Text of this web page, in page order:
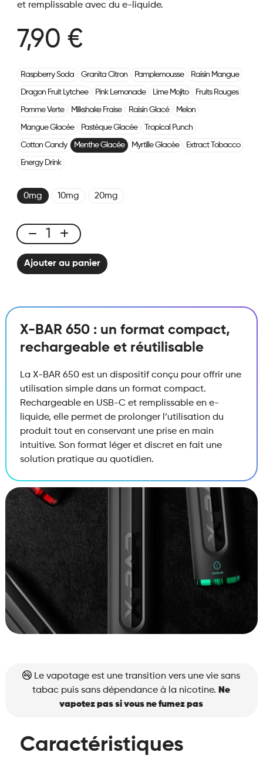
et remplissable avec du e-liquide.
7,90 €
Raspberry Soda Granita Citron Pamplemousse Raisin Mangue
Dragon Fruit Lytchee Pink Lemonade Lime Mojito Fruits Rouges
Pomme Verte Milkshake Fraise Raisin Glacé Melon
Mangue Glacée Pastèque Glacée Tropical Punch
Cotton Candy Menthe Glacée Myrtille Glacée Extract Tobacco
Energy Drink
0mg 10mg 20mg
X-
BAR
650
quantité
Ajouter au panier
X-BAR 650 : un format compact,
rechargeable et réutilisable
La X-BAR 650 est un dispositif conçu pour offrir une
utilisation simple dans un format compact.
Rechargeable en USB-C et remplissable en e-
liquide, elle permet de prolonger l’utilisation du
produit tout en conservant une prise en main
intuitive. Son format léger et discret en fait une
solution pratique au quotidien.
Le vapotage est une transition vers une vie sans
tabac puis sans dépendance à la nicotine. Ne
vapotez pas si vous ne fumez pas
Caractéristiques